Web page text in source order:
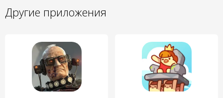
Другие приложения